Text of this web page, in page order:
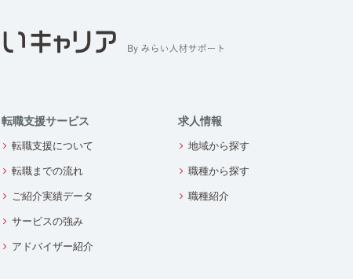
転職支援サービス
転職支援について
転職までの流れ
ご紹介実績データ
サービスの強み
アドバイザー紹介
求人情報
地域から探す
職種から探す
職種紹介